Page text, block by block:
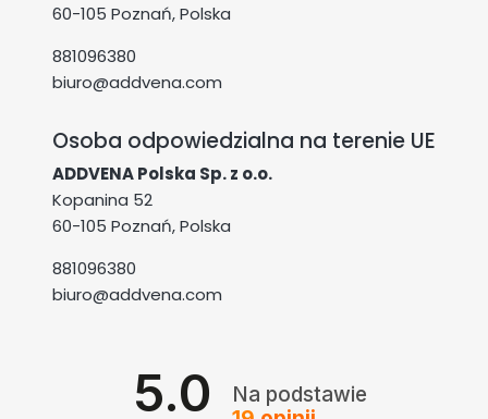
60-105 Poznań, Polska
881096380
biuro@addvena.com
Osoba odpowiedzialna na terenie UE
ADDVENA Polska Sp. z o.o.
Kopanina 52
60-105 Poznań, Polska
881096380
biuro@addvena.com
5.0
Na podstawie